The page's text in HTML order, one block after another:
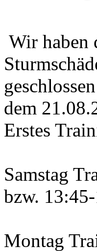
Wir haben
dem
Erstes
Samstag
bzw.
Montag